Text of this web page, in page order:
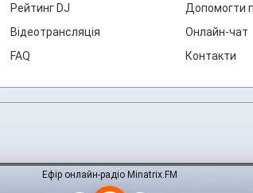
Рейтинг DJ
Відеотрансляція
FAQ
Допомогти
Онлайн-чат
Контакти
Ефір онлайн-радіо Minatrix.FM